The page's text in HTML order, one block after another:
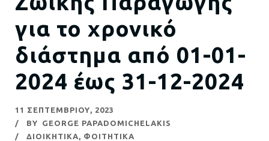
για το χρονικό
διάστημα από 01-01-
2024 έως 31-12-2024
11 ΣΕΠΤΕΜΒΡΊΟΥ, 2023
BY
GEORGE PAPADOMICHELAKIS
ΔΙΟΙΚΗΤΙΚΑ
ΦΟΙΤΗΤΙΚΑ